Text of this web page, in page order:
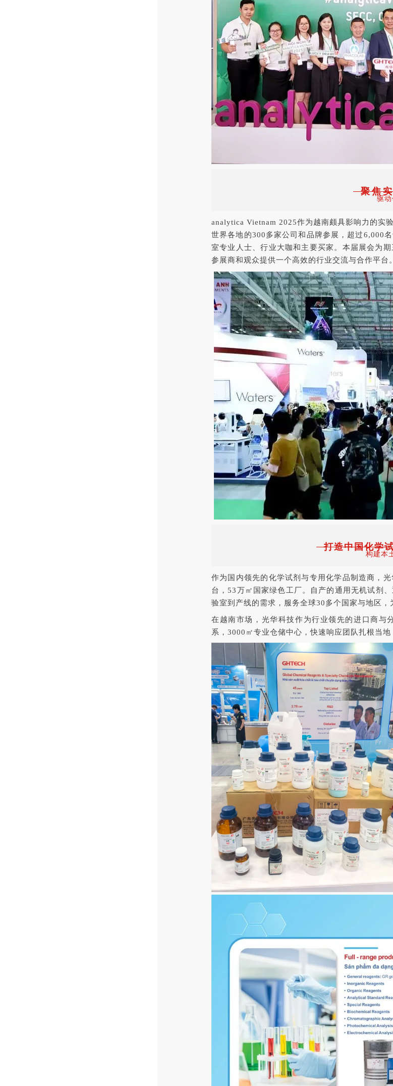
聚焦
驱
analytica Vietnam 2025作为越南颇具影响力的实
世界各地的300多家公司和品牌参展，超过6,000
室专业人士、行业大咖和主要买家。本届展会为
参展商和观众提供一个高效的行业交流与合作平台。
打造中国化学
构建本
作为国内领先的化学试剂与专用化学品制造商，
台，53万㎡国家绿色工厂。自产的通用无机试剂
验室到产线的需求，服务全球30多个国家与地区，
在越南市场，光华科技作为行业领先的进口商与
系，3000㎡专业仓储中心，快速响应团队扎根当地